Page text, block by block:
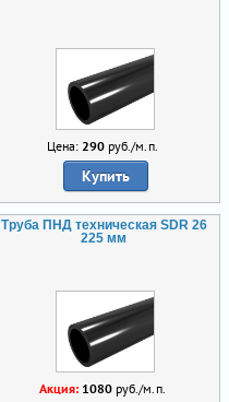
Цена: 290 руб./м.п.
Купить
Труба ПНД техническая SDR 26
225 мм
Акция: 1080 руб./м.п.